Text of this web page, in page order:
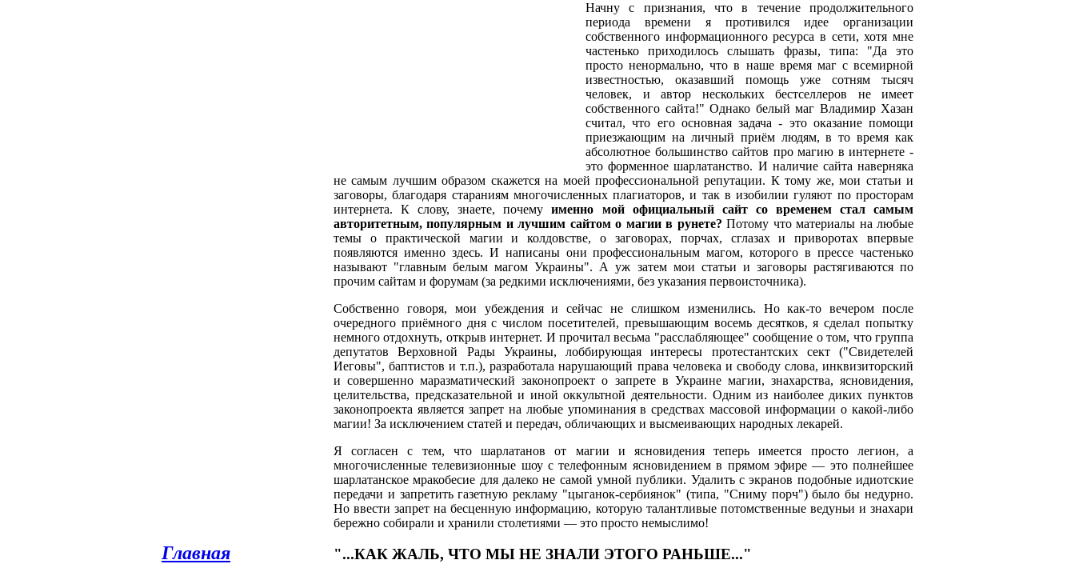
Главная
Начну с признания, что в течение продолжительного
периода времени я противился идее организации
собственного информационного ресурса в сети, хотя мне
частенько приходилось слышать фразы, типа: "Да это
просто ненормально, что в наше время маг с всемирной
известностью, оказавший помощь уже сотням тысяч
человек, и автор нескольких бестселлеров не имеет
собственного сайта!" Однако белый маг Владимир Хазан
считал, что его основная задача - это оказание помощи
приезжающим на личный приём людям, в то время как
абсолютное большинство сайтов про магию в интернете -
это форменное шарлатанство. И наличие сайта наверняка
не самым лучшим образом скажется на моей профессиональной репутации. К тому же, мои статьи и
заговоры, благодаря стараниям многочисленных плагиаторов, и так в изобилии гуляют по просторам
интернета. К слову, знаете, почемуименно мой официальный сайт со временем стал самым
авторитетным, популярным и лучшим сайтом о магии в рунете? Потому что материалы на любые
темы о практической магии и колдовстве, о заговорах, порчах, сглазах и приворотах впервые
появляются именно здесь. И написаны они профессиональным магом, которого в прессе частенько
называют "главным белым магом Украины". А уж затем мои статьи и заговоры растягиваются по
прочим сайтам и форумам (за редкими исключениями, без указания первоисточника).
Собственно говоря, мои убеждения и сейчас не слишком изменились. Но как-то вечером после
очередного приёмного дня с числом посетителей, превышающим восемь десятков, я сделал попытку
немного отдохнуть, открыв интернет. И прочитал весьма "расслабляющее" сообщение о том, что группа
депутатов Верховной Рады Украины, лоббирующая интересы протестантских сект ("Свидетелей
Иеговы", баптистов и т.п.), разработала нарушающий права человека и свободу слова, инквизиторский
и совершенно маразматический законопроект о запрете в Украине магии, знахарства, ясновидения,
целительства, предсказательной и иной оккультной деятельности. Одним из наиболее диких пунктов
законопроекта является запрет на любые упоминания в средствах массовой информации о какой-либо
магии! За исключением статей и передач, обличающих и высмеивающих народных лекарей.
Я согласен с тем, что шарлатанов от магии и ясновидения теперь имеется просто легион, а
многочисленные телевизионные шоу с телефонным ясновидением в прямом эфире — это полнейшее
шарлатанское мракобесие для далеко не самой умной публики. Удалить с экранов подобные идиотские
передачи и запретить газетную рекламу "цыганок-сербиянок" (типа, "Сниму порч") было бы недурно.
Но ввести запрет на бесценную информацию, которую талантливые потомственные ведуньи и знахари
бережно собирали и хранили столетиями — это просто немыслимо!
"...КАК ЖАЛЬ, ЧТО МЫ НЕ ЗНАЛИ ЭТОГО РАНЬШЕ..."